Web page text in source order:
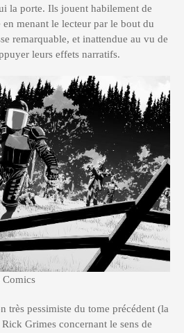
la porte. Ils jouent habilement de
en menant le lecteur par le bout du
remarquable, et inattendue au vu de
leurs effets narratifs.
très pessimiste du tome précédent (la
Grimes concernant le sens de